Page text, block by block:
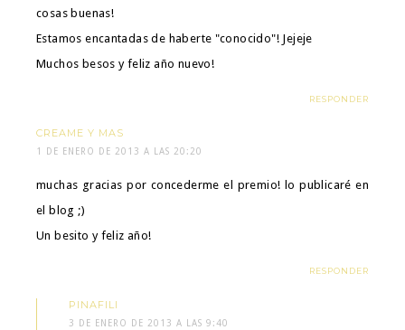
cosas buenas!
Estamos encantadas de haberte "conocido"! Jejeje
Muchos besos y feliz año nuevo!
RESPONDER
CREAME Y MAS
1 DE ENERO DE 2013 A LAS 20:20
muchas gracias por concederme el premio! lo publicaré en
el blog ;)
Un besito y feliz año!
RESPONDER
PINAFILI
3 DE ENERO DE 2013 A LAS 9:40